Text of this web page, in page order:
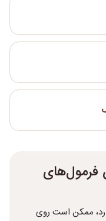
فرمول‌های
ممکن است روی